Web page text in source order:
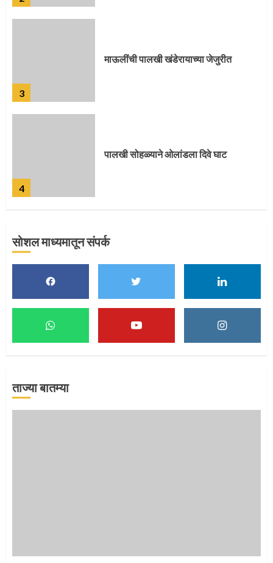
4
पालखी सोहळ्याने ओलांडला दिवे घाट
5
पुणेकरांकडून पालख्यांचे उत्साही स्वागत
मुख्यमंत्र्यांच्या हस्ते विठ्ठलाची महापूजा
माऊलींच्या पादुकांना नीरा स्नान
सोशल माध्यमातून संपर्क
ताज्या बातम्या